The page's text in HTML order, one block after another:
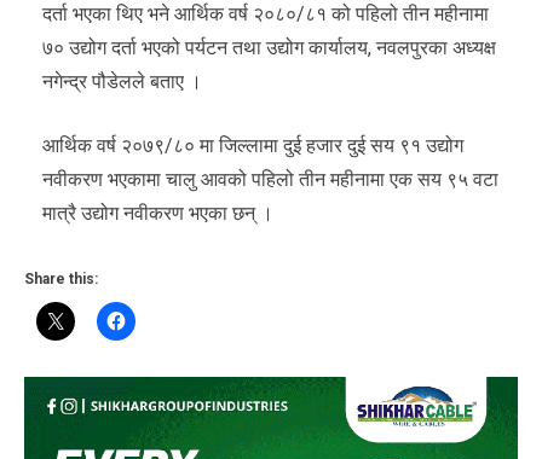
दर्ता भएका थिए भने आर्थिक वर्ष २०८०/८१ को पहिलो तीन महीनामा
७० उद्योग दर्ता भएको पर्यटन तथा उद्योग कार्यालय, नवलपुरका अध्यक्ष
नगेन्द्र पौडेलले बताए ।
आर्थिक वर्ष २०७९/८० मा जिल्लामा दुई हजार दुई सय ९१ उद्योग
नवीकरण भएकामा चालु आवको पहिलो तीन महीनामा एक सय ९५ वटा
मात्रै उद्योग नवीकरण भएका छन् ।
Share this: